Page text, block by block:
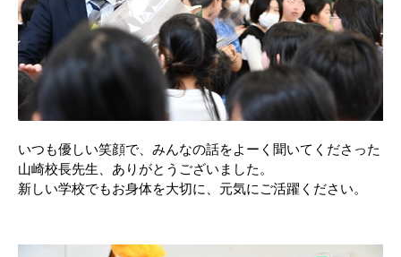
いつも優しい笑顔で、みんなの話をよーく聞いてくださった
山崎校長先生、ありがとうございました。
新しい学校でもお身体を大切に、元気にご活躍ください。